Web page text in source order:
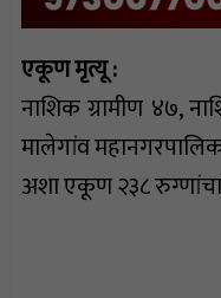
एकूण मृत्यू :
नाशिक ग्रामीण ४७,
मालेगांव
अशा एकूण २३८